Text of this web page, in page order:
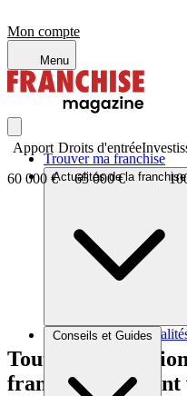
Mon compte
Menu
Trouver ma franchise
Actualités de la franchise
Brèves et actus
Conseils et Guides
Apport
60 000 €
Droits d'entrée
65 000 €
Tout comme
franchises